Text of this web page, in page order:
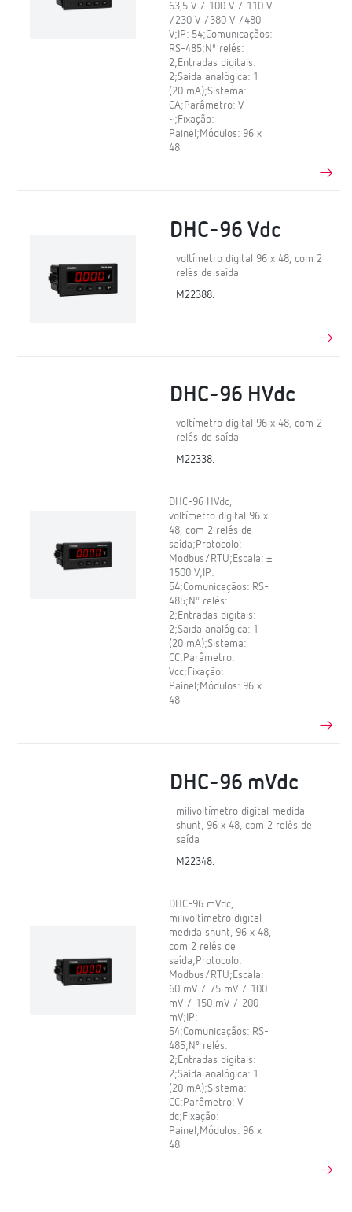
63,5 V / 100 V / 110 V
/230 V /380 V /480
V;IP: 54;Comunicaçãos:
RS-485;Nº relés:
2;Entradas digitais:
2;Saida analógica: 1
(20 mA);Sistema:
CA;Parâmetro: V
~;Fixação:
Painel;Módulos: 96 x
48
DHC-96 Vdc
voltímetro digital 96 x 48, com 2
relés de saída
M22388.
DHC-96 HVdc
voltímetro digital 96 x 48, com 2
relés de saída
M22338.
DHC-96 HVdc,
voltímetro digital 96 x
48, com 2 relés de
saída;Protocolo:
Modbus/RTU;Escala: ±
1500 V;IP:
54;Comunicaçãos: RS-
485;Nº relés:
2;Entradas digitais:
2;Saida analógica: 1
(20 mA);Sistema:
CC;Parâmetro:
Vcc;Fixação:
Painel;Módulos: 96 x
48
DHC-96 mVdc
milivoltímetro digital medida
shunt, 96 x 48, com 2 relés de
saída
M22348.
DHC-96 mVdc,
milivoltímetro digital
medida shunt, 96 x 48,
com 2 relés de
saída;Protocolo:
Modbus/RTU;Escala:
60 mV / 75 mV / 100
mV / 150 mV / 200
mV;IP:
54;Comunicaçãos: RS-
485;Nº relés:
2;Entradas digitais:
2;Saida analógica: 1
(20 mA);Sistema:
CC;Parâmetro: V
dc;Fixação:
Painel;Módulos: 96 x
48